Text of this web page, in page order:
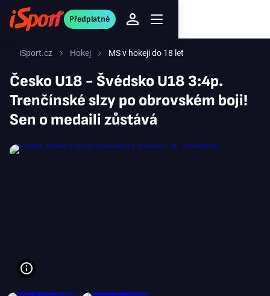
Předplatné
iSport.cz Hokej MS v hokeji do 18 let
Česko U18 - Švédsko U18 3:4p.
Trenčínské slzy po obrovském boji!
Sen o medaili zůstává